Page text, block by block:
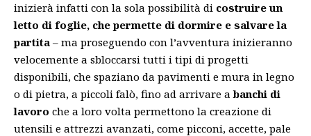
inizierà infatti con la sola possibilità di costruire un
letto di foglie, che permette di dormire e salvare la
partita – ma proseguendo con l’avventura inizieranno
velocemente a sbloccarsi tutti i tipi di progetti
disponibili, che spaziano da pavimenti e mura in legno
o di pietra, a piccoli falò, fino ad arrivare abanchi di
lavoro che a loro volta permettono la creazione di
utensili e attrezzi avanzati, come picconi, accette, pale